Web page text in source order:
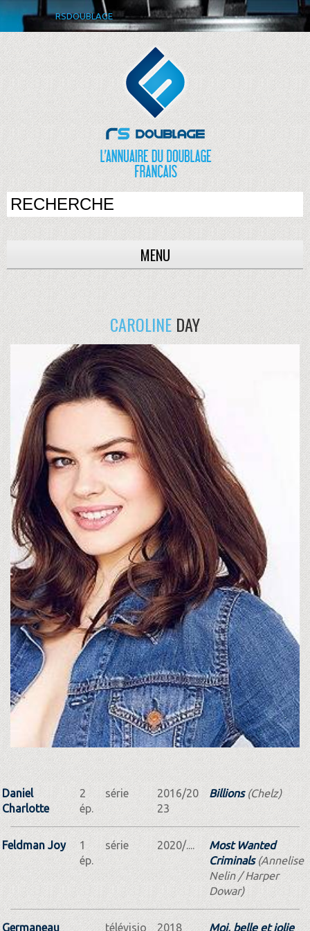
RSDOUBLAGE
MENU
CAROLINEDAY
Daniel
Charlotte
2
ép.
série
2016/20
23
Billions(Chelz)
Feldman Joy
1
ép.
série 2020/....
Most Wanted
Criminals(Annelise
Nelin / Harper
Dowar)
Germaneau télévisio 2018 Moi, belle et jolie